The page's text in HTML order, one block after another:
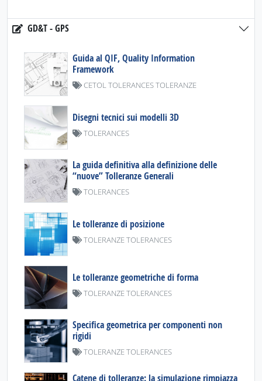
GD&T - GPS
Guida al QIF, Quality Information
Framework
CETOL TOLERANCES TOLERANZE
Disegni tecnici sui modelli 3D
TOLERANCES
La guida definitiva alla definizione delle
“nuove” Tolleranze Generali
TOLERANCES
Le tolleranze di posizione
TOLERANZE TOLERANCES
Le tolleranze geometriche di forma
TOLERANZE TOLERANCES
Specifica geometrica per componenti non
rigidi
TOLERANZE TOLERANCES
Catene di tolleranze: la simulazione rimpiazza